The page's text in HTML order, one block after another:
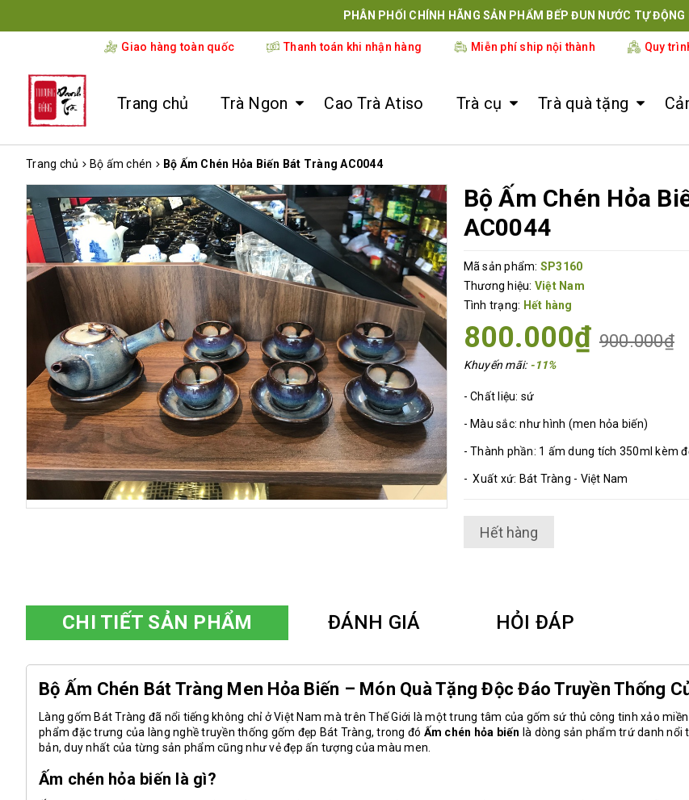
PHÂN PHỐI CHÍNH HÃNG SẢN PHẨM BẾP ĐUN NƯỚC TỰ ĐỘNG
Giao hàng toàn quốc Thanh toán khi nhận hàng Miễn phí ship nội thành Quy
Trang chủ Trà Ngon Cao Trà Atiso Trà cụ Trà quà tặng
Trang chủ Bộ ấm chén Bộ Ấm Chén Hỏa Biến Bát Tràng AC0044
Bộ Ấm Chén Hỏa
AC0044
Mã sản phẩm: SP3160
Thương hiệu: Việt Nam
Tình trạng: Hết hàng
800.000₫ 900.000₫
Khuyến mãi: -11%
- Chất liệu: sứ
- Màu sắc: như hình (men hỏa biến)
- Thành phần: 1 ấm dung tích 350ml kèm
- Xuất xứ: Bát Tràng - Việt Nam
Hết hàng
CHI TIẾT SẢN PHẨM ĐÁNH GIÁ HỎI ĐÁP
Bộ Ấm Chén Bát Tràng Men Hỏa Biến – Món Quà Tặng Độc Đáo Truyền Thống
Làng gốm Bát Tràng đã nổi tiếng không chỉ ở Việt Nam mà trên Thế Giới là một trung tâm của gốm sứ thủ công tinh xảo
phẩm đặc trưng của làng nghề truyền thống gốm đẹp Bát Tràng, trong đó Ấm chén hỏa biến là dòng sản phẩm trứ danh nổi
bản, duy nhất của từng sản phẩm cũng như vẻ đẹp ấn tượng của màu men.
Ấm chén hỏa biến là gì?